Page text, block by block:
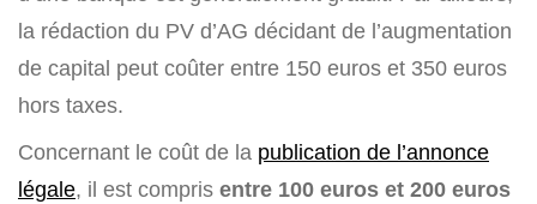
la rédaction du PV d’AG décidant de l’augmentation
de capital peut coûter entre 150 euros et 350 euros
hors taxes.
Concernant le coût de la publication de l’annonce
légale, il est compris entre 100 euros et 200 euros